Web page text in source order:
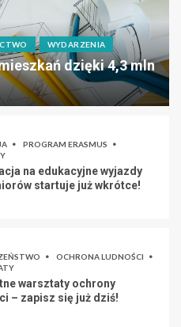
WYDARZENIA
dzięki 4,3 mln
PROGRAM ERASMUS
na edukacyjne wyjazdy
startuje już wkrótce!
OCHRONA LUDNOŚCI
warsztaty ochrony
– zapisz się już dziś!